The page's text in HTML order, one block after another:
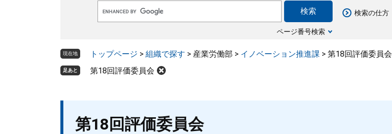
o
e
ス
ページ番号検索
検索の仕方
現在地 トップページ > 組織で探す > 産業労働部 > イノベーション推進課 > 第18回評価委員会
足あと 第18回評価委員会
第18回評価委員会